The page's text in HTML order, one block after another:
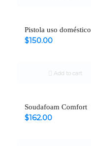
Pistola uso doméstico
$150.00
Add to cart
Soudafoam Comfort
$162.00